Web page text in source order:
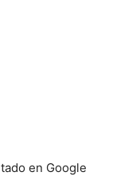
en Google